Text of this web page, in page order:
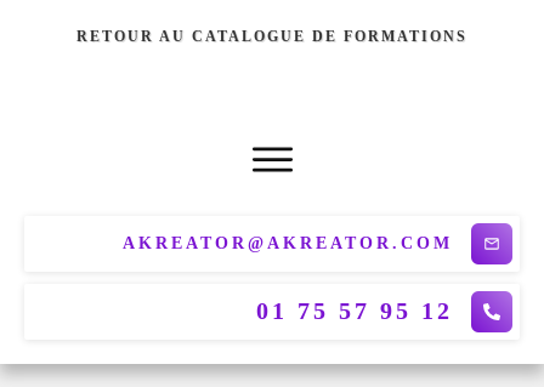
RETOUR AU CATALOGUE DE FORMATIONS
AKREATOR@AKREATOR.COM
01 75 57 95 12